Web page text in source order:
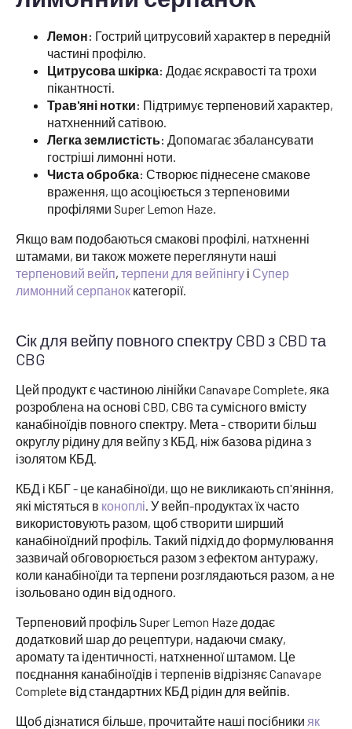
Лемон: Гострий цитрусовий характер в передній
частині профілю.
Цитрусова шкірка: Додає яскравості та трохи
пікантності.
Трав'яні нотки: Підтримує терпеновий характер,
натхненний сатівою.
Легка землистість: Допомагає збалансувати
гостріші лимонні ноти.
Чиста обробка: Створює піднесене смакове
враження, що асоціюється з терпеновими
профілями Super Lemon Haze.
Якщо вам подобаються смакові профілі, натхненні
штамами, ви також можете переглянути наші
терпеновий вейп, терпени для вейпінгу і Супер
лимонний серпанок категорії.
Сік для вейпу повного спектру CBD з CBD та
CBG
Цей продукт є частиною лінійки Canavape Complete, яка
розроблена на основі CBD, CBG та сумісного вмісту
канабіноїдів повного спектру. Мета - створити більш
округлу рідину для вейпу з КБД, ніж базова рідина з
ізолятом КБД.
КБД і КБГ - це канабіноїди, що не викликають сп'яніння,
які містяться в коноплі . У вейп-продуктах їх часто
використовують разом, щоб створити ширший
канабіноїдний профіль. Такий підхід до формулювання
зазвичай обговорюється разом з ефектом антуражу,
коли канабіноїди та терпени розглядаються разом, а не
ізольовано один від одного.
Терпеновий профіль Super Lemon Haze додає
додатковий шар до рецептури, надаючи смаку,
аромату та ідентичності, натхненної штамом. Це
поєднання канабіноїдів і терпенів відрізняє Canavape
Complete від стандартних КБД рідин для вейпів.
Щоб дізнатися більше, прочитайте наші посібники як